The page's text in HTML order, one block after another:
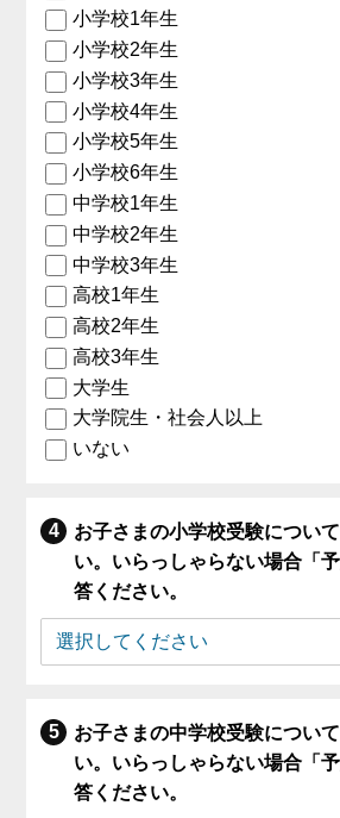
小学校1年生
小学校2年生
小学校3年生
小学校4年生
小学校5年生
小学校6年生
中学校1年生
中学校2年生
中学校3年生
高校1年生
高校2年生
高校3年生
大学生
大学院生・社会人以上
いない
お子さまの小学校受験につい
い。いらっしゃらない場合「
答ください。
お子さまの中学校受験につい
い。いらっしゃらない場合「
答ください。